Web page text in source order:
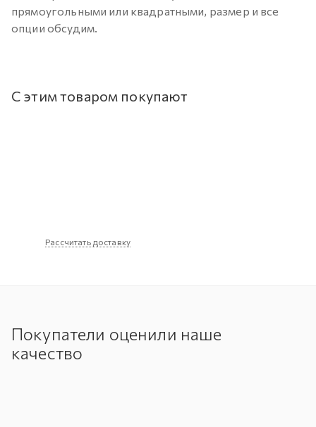
прямоугольными или квадратными, размер и все
опции обсудим.
С этим товаром покупают
Рассчитать доставку
Покупатели оценили наше
качество